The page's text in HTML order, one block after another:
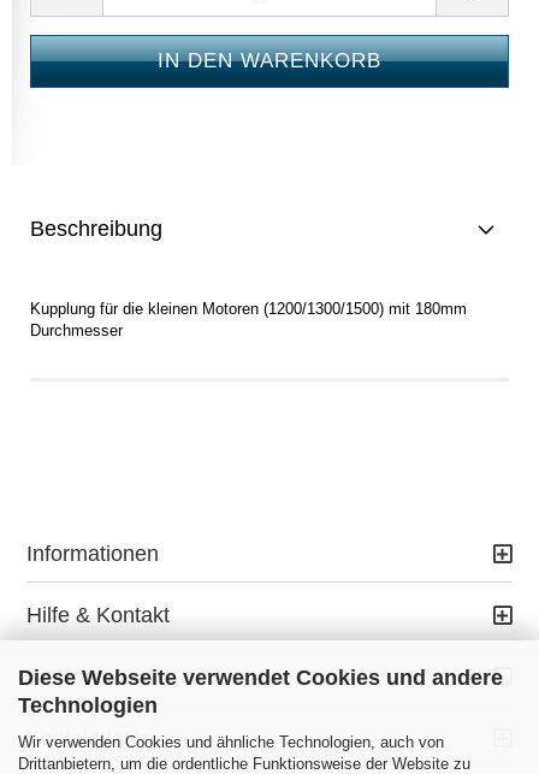
Diese Webseite verwendet Cookies und andere
Technologien
Wir verwenden Cookies und ähnliche Technologien, auch von
Drittanbietern, um die ordentliche Funktionsweise der Website zu
Beschreibung
Kupplung für die kleinen Motoren (1200/1300/1500) mit 180mm
Durchmesser
Informationen
Hilfe & Kontakt
Ihr Konto
Kontaktdaten